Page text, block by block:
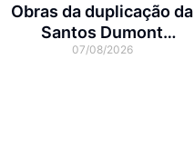
Obras da duplicação da
Santos Dumont
interditam cruzamento
07/08/2026